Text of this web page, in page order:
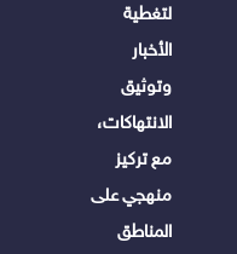
لتغطية
الأخبار
وتوثيق
الانتهاكات،
مع تركيز
منهجي على
المناطق